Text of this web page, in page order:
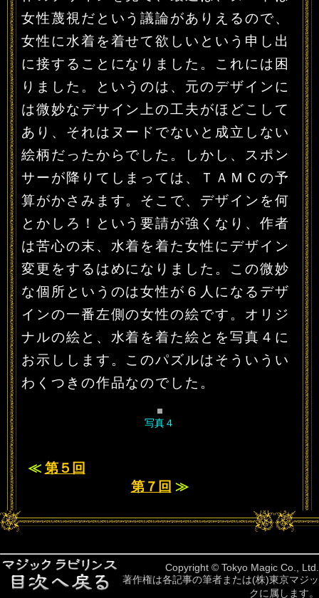
女性蔑視だという議論がありえるので、
女性に水着を着せて欲しいという申し出
に接することになりました。これには困
りました。というのは、元のデザインに
は微妙なデサイン上の工夫がほどこして
あり、それはヌードでないと成立しない
絵柄だったからでした。しかし、スポン
サーが降りてしまっては、ＴＡＭＣの予
算がかさみます。そこで、デザインを何
とかしろ！という要請が強くなり、作者
は苦心の末、水着を着た女性にデザイン
変更をするはめになりました。この微妙
な個所というのは女性が６人になるデザ
インの一番左側の女性の絵です。オリジ
ナルの絵と、水着を着た絵とを写真４に
お示しします。このパズルはそういうい
わくつきの作品なのでした。
写真４
≪ 第５回
第７回 ≫
Copyright © Tokyo Magic Co., Ltd.
著作権は各記事の筆者または(株)東京マジッ
クに属します。